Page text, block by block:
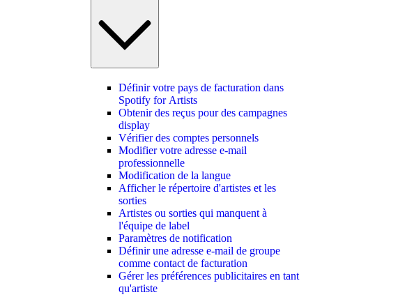
Définir votre pays de facturation dans
Spotify for Artists
Obtenir des reçus pour des campagnes
display
Vérifier des comptes personnels
Modifier votre adresse e-mail
professionnelle
Modification de la langue
Afficher le répertoire d'artistes et les
sorties
Artistes ou sorties qui manquent à
l'équipe de label
Paramètres de notification
Définir une adresse e-mail de groupe
comme contact de facturation
Gérer les préférences publicitaires en tant
qu'artiste